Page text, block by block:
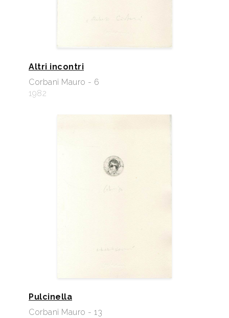
Altri incontri
Corbani Mauro - 6
1982
Pulcinella
Corbani Mauro - 13